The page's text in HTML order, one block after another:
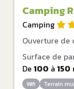
Camping
Camping
Ouverture de
Surface de
De 100 à 150
Wifi Terrain